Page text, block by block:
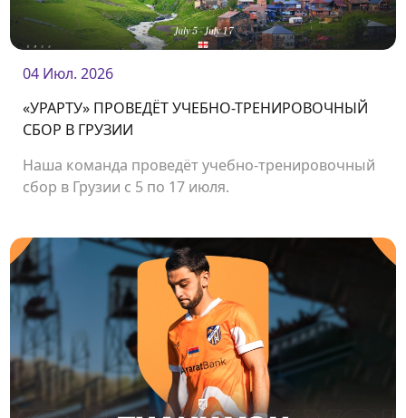
04 Июл. 2026
«УРАРТУ» ПРОВЕДЁТ УЧЕБНО-ТРЕНИРОВОЧНЫЙ
СБОР В ГРУЗИИ
Наша команда проведёт учебно-тренировочный
сбор в Грузии с 5 по 17 июля.